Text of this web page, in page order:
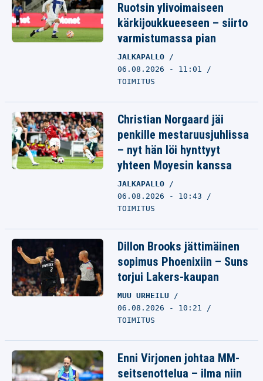
Ruotsin ylivoimaiseen
kärkijoukkueeseen – siirto
varmistumassa pian
JALKAPALLO
06.08.2026 - 11:01
TOIMITUS
Christian Norgaard jäi
penkille mestaruusjuhlissa
– nyt hän löi hynttyyt
yhteen Moyesin kanssa
JALKAPALLO
06.08.2026 - 10:43
TOIMITUS
Dillon Brooks jättimäinen
sopimus Phoenixiin – Suns
torjui Lakers-kaupan
MUU URHEILU
06.08.2026 - 10:21
TOIMITUS
Enni Virjonen johtaa MM-
seitsenottelua – ilma niin